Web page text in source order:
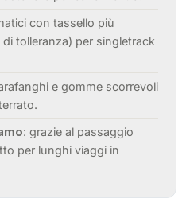
con tassello più
tolleranza) per singletrack
e gomme scorrevoli
: grazie al passaggio
per lunghi viaggi in